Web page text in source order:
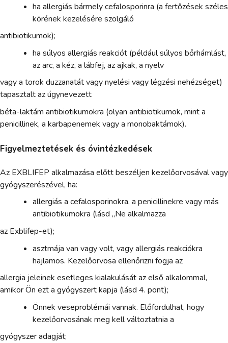
ha allergiás bármely cefalosporinra (a fertőzések széles
körének kezelésére szolgáló
antibiotikumok);
ha súlyos allergiás reakciót (például súlyos bőrhámlást,
az arc, a kéz, a lábfej, az ajkak, a nyelv
vagy a torok duzzanatát vagy nyelési vagy légzési nehézséget)
tapasztalt az úgynevezett
béta-laktám antibiotikumokra (olyan antibiotikumok, mint a
penicillinek, a karbapenemek vagy a monobaktámok).
Figyelmeztetések és óvintézkedések
Az EXBLIFEP alkalmazása előtt beszéljen kezelőorvosával vagy
gyógyszerészével, ha:
allergiás a cefalosporinokra, a penicillinekre vagy más
antibiotikumokra (lásd „Ne alkalmazza
az Exblifep-et);
asztmája van vagy volt, vagy allergiás reakciókra
hajlamos. Kezelőorvosa ellenőrizni fogja az
allergia jeleinek esetleges kialakulását az első alkalommal,
amikor Ön ezt a gyógyszert kapja (lásd 4. pont);
Önnek veseproblémái vannak. Előfordulhat, hogy
kezelőorvosának meg kell változtatnia a
gyógyszer adagját;